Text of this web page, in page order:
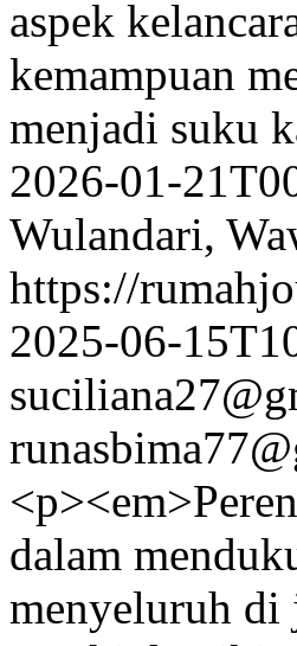
aspek
kemampuan
menjadi suku
2026-01-
Wulandari,
https://
2025-06-
dalam
menyeluruh di